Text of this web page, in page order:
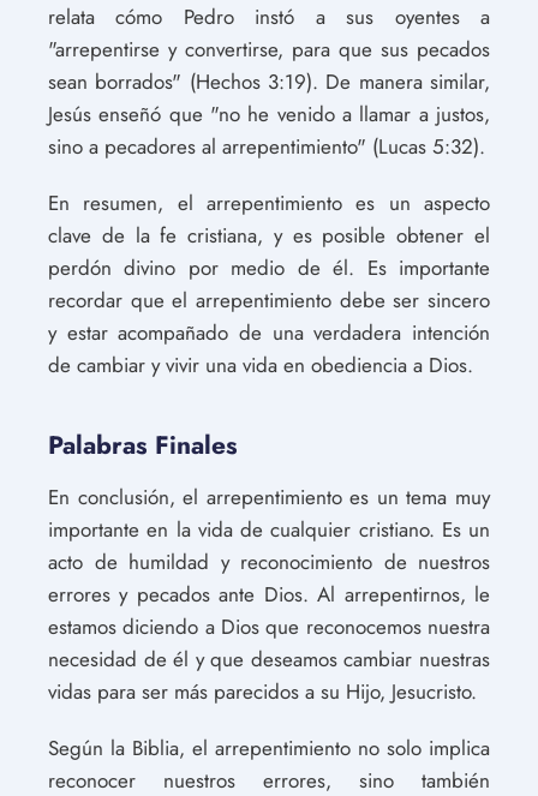
relata cómo Pedro instó a sus oyentes a
"arrepentirse y convertirse, para que sus pecados
sean borrados" (Hechos 3:19). De manera similar,
Jesús enseñó que "no he venido a llamar a justos,
sino a pecadores al arrepentimiento" (Lucas 5:32).
En resumen, el arrepentimiento es un aspecto
clave de la fe cristiana, y es posible obtener el
perdón divino por medio de él. Es importante
recordar que el arrepentimiento debe ser sincero
y estar acompañado de una verdadera intención
de cambiar y vivir una vida en obediencia a Dios.
Palabras Finales
En conclusión, el arrepentimiento es un tema muy
importante en la vida de cualquier cristiano. Es un
acto de humildad y reconocimiento de nuestros
errores y pecados ante Dios. Al arrepentirnos, le
estamos diciendo a Dios que reconocemos nuestra
necesidad de él y que deseamos cambiar nuestras
vidas para ser más parecidos a su Hijo, Jesucristo.
Según la Biblia, el arrepentimiento no solo implica
reconocer nuestros errores, sino también